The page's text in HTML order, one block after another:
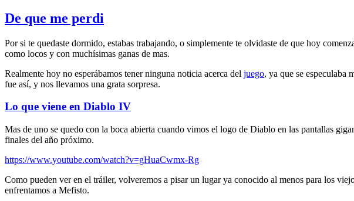
De que me perdi
Por si te quedaste dormido, estabas trabajando, o simplemente te olvidaste de que hoy
como locos y con muchísimas ganas de mas.
Realmente hoy no esperábamos tener ninguna noticia acerca del juego, ya que se especulaba
fue así, y nos llevamos una grata sorpresa.
Lo que viene en Diablo IV
Mas de uno se quedo con la boca abierta cuando vimos el logo de Diablo en las pantallas
finales del año próximo.
https://www.youtube.com/watch?v=gHuaCwmx-Rg
Como pueden ver en el tráiler, volveremos a pisar un lugar ya conocido al menos para los
enfrentamos a Mefisto.